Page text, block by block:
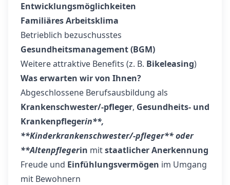
Entwicklungsmöglichkeiten
Familiäres Arbeitsklima
Betrieblich bezuschusstes
Gesundheitsmanagement (BGM)
Weitere attraktive Benefits (z. B. Bikeleasing)
Was erwarten wir von Ihnen?
Abgeschlossene Berufsausbildung als
Krankenschwester/-pfleger, Gesundheits- und
Krankenpflegerin**,
**Kinderkrankenschwester/-pfleger** oder
**Altenpflegerin mitstaatlicher Anerkennung
Freude und Einfühlungsvermögen im Umgang
mit Bewohnern